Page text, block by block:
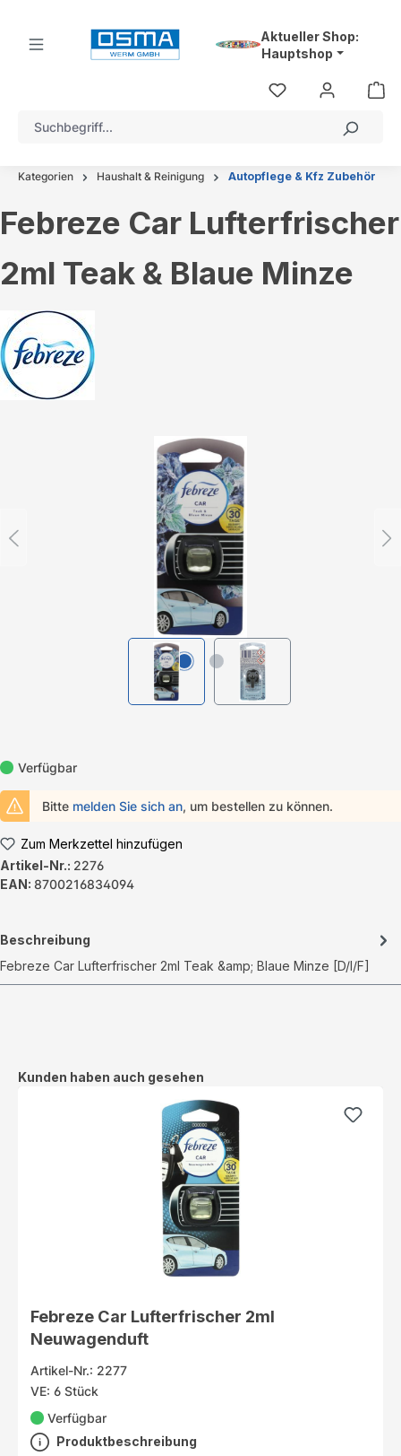
Aktueller Shop:
Hauptshop
Kategorien Haushalt & Reinigung Autopflege & Kfz Zubehör
Febreze Car Lufterfrischer
2ml Teak & Blaue Minze
Verfügbar
Bitte melden Sie sich an, um bestellen zu können.
Zum Merkzettel hinzufügen
Artikel-Nr.: 2276
EAN: 8700216834094
Beschreibung
Febreze Car Lufterfrischer 2ml Teak &amp; Blaue Minze [D/I/F]
Produktgalerie überspringen
Kunden haben auch gesehen
Febreze Car Lufterfrischer 2ml
Neuwagenduft
Artikel-Nr.: 2277
VE: 6 Stück
Verfügbar
Produktbeschreibung